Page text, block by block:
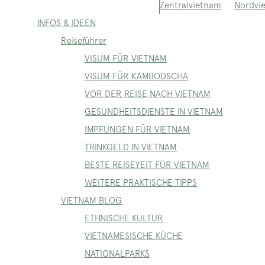
Zentralvietnam
INFOS & IDEEN
Reiseführer
VISUM FÜR VIETNAM
VISUM FÜR KAMBODSCHA
VOR DER REISE NACH VIETNAM
GESUNDHEITSDIENSTE IN VIETNAM
IMPFUNGEN FÜR VIETNAM
TRINKGELD IN VIETNAM
BESTE REISEYEIT FÜR VIETNAM
WEITERE PRAKTISCHE TIPPS
VIETNAM BLOG
ETHNISCHE KULTUR
VIETNAMESISCHE KÜCHE
NATIONALPARKS